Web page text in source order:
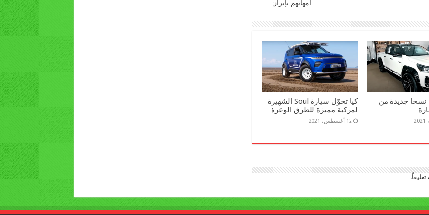
أمهاتهم بإيران
نسخا جديدة من
كيا تحوّل سيارة Soul الشهيرة
لمركبة مميزة للطرق الوعرة
12 أغسطس، 2021